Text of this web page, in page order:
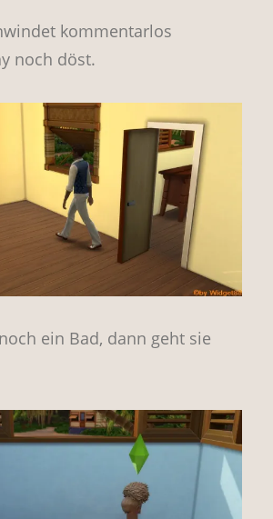
kommentarlos
noch döst.
ein Bad, dann geht sie